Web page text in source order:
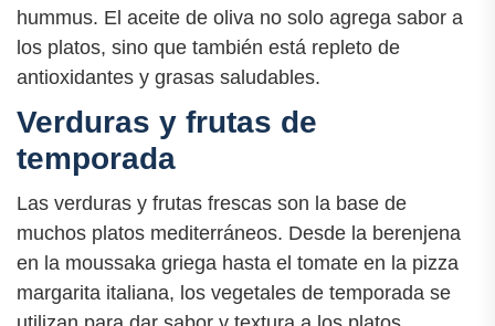
hummus. El aceite de oliva no solo agrega sabor a
los platos, sino que también está repleto de
antioxidantes y grasas saludables.
Verduras y frutas de
temporada
Las verduras y frutas frescas son la base de
muchos platos mediterráneos. Desde la berenjena
en la moussaka griega hasta el tomate en la pizza
margarita italiana, los vegetales de temporada se